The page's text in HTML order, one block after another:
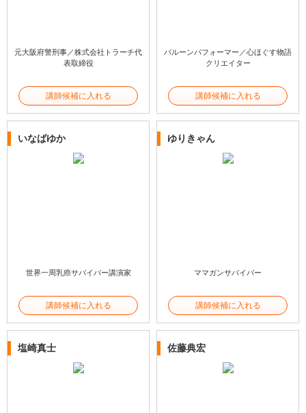
元大阪府警刑事／株式会社トラーチ代
表取締役
講師候補に入れる
バルーンパフォーマー／心ほぐす物語
クリエイター
講師候補に入れる
いなばゆか
世界一周乳癌サバイバー講演家
講師候補に入れる
ゆりきゃん
ママガンサバイバー
講師候補に入れる
塩崎真士 佐藤典宏